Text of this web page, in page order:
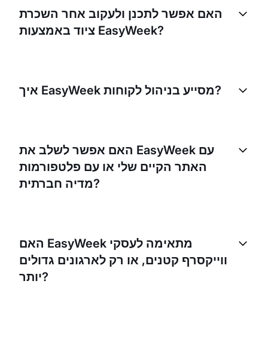
האם אפשר לתכנן ולעקוב אחר השכרת
ציוד באמצעות EasyWeek?
ולמעקב אחר השכרת הציוד שלכם.
איך EasyWeek מסייע בניהול לקוחות?
לספק שירות טוב יותר ללקוחות ולעודד אותם לחזור שוב
ושוב.
האם אפשר לשלב את EasyWeek עם
האתר הקיים שלי או עם פלטפורמות
מדיה חברתית?
מהאתר שלכם או דרך העמודים שלכם ברשתות
החברתיות.
האם EasyWeek מתאימה לעסקי
ווייקסרף קטנים, או רק לארגונים גדולים
יותר?